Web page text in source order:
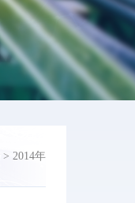
> 2014年